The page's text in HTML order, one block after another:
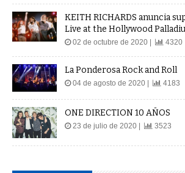
KEITH RICHARDS anuncia
Live at the Hollywood
02 de octubre de 2020 | 4320
La Ponderosa Rock and Roll
04 de agosto de 2020 | 4183
ONE DIRECTION 10 AÑOS
23 de julio de 2020 | 3523